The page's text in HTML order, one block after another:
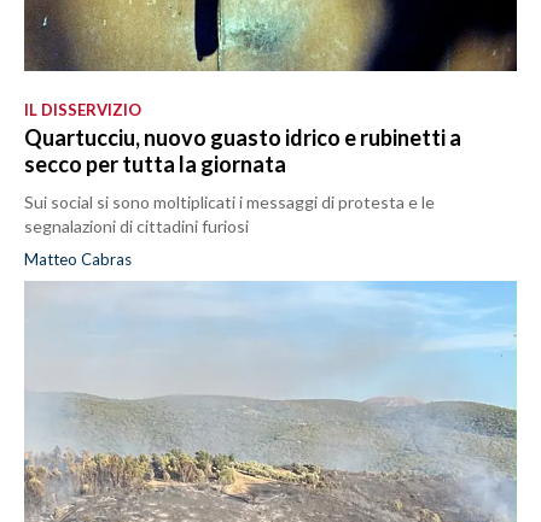
IL DISSERVIZIO
Quartucciu, nuovo guasto idrico e rubinetti a
secco per tutta la giornata
Sui social si sono moltiplicati i messaggi di protesta e le
segnalazioni di cittadini furiosi
Matteo Cabras